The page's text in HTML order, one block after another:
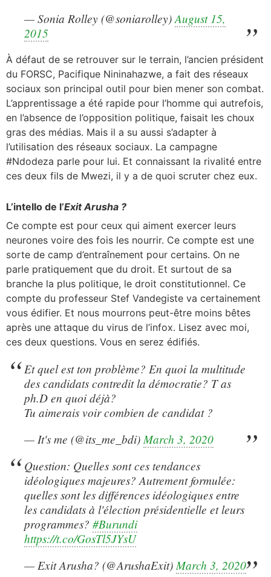
— Sonia Rolley (@soniarolley)August 15,
2015
À défaut de se retrouver sur le terrain, l’ancien président
du FORSC, Pacifique Nininahazwe, a fait des réseaux
sociaux son principal outil pour bien mener son combat.
L’apprentissage a été rapide pour l’homme qui autrefois,
en l’absence de l’opposition politique, faisait les choux
gras des médias. Mais il a su aussi s’adapter à
l’utilisation des réseaux sociaux. La campagne
#Ndodeza parle pour lui. Et connaissant la rivalité entre
ces deux fils de Mwezi, il y a de quoi scruter chez eux.
L’intello de l’Exit Arusha ?
Ce compte est pour ceux qui aiment exercer leurs
neurones voire des fois les nourrir. Ce compte est une
sorte de camp d’entraînement pour certains. On ne
parle pratiquement que du droit. Et surtout de sa
branche la plus politique, le droit constitutionnel. Ce
compte du professeur Stef Vandegiste va certainement
vous édifier. Et nous mourrons peut-être moins bêtes
après une attaque du virus de l’infox. Lisez avec moi,
ces deux questions. Vous en serez édifiés.
Et quel est ton problème? En quoi la multitude
des candidats contredit la démocratie? T as
ph.D en quoi déjà?
Tu aimerais voir combien de candidat ?
— It's me (@its_me_bdi) March 3, 2020
Question: Quelles sont ces tendances
idéologiques majeures? Autrement formulée:
quelles sont les différences idéologiques entre
les candidats à l'élection présidentielle et leurs
programmes? #Burundi
https://t.co/GosTl5JYsU
— Exit Arusha? (@ArushaExit) March 3, 2020